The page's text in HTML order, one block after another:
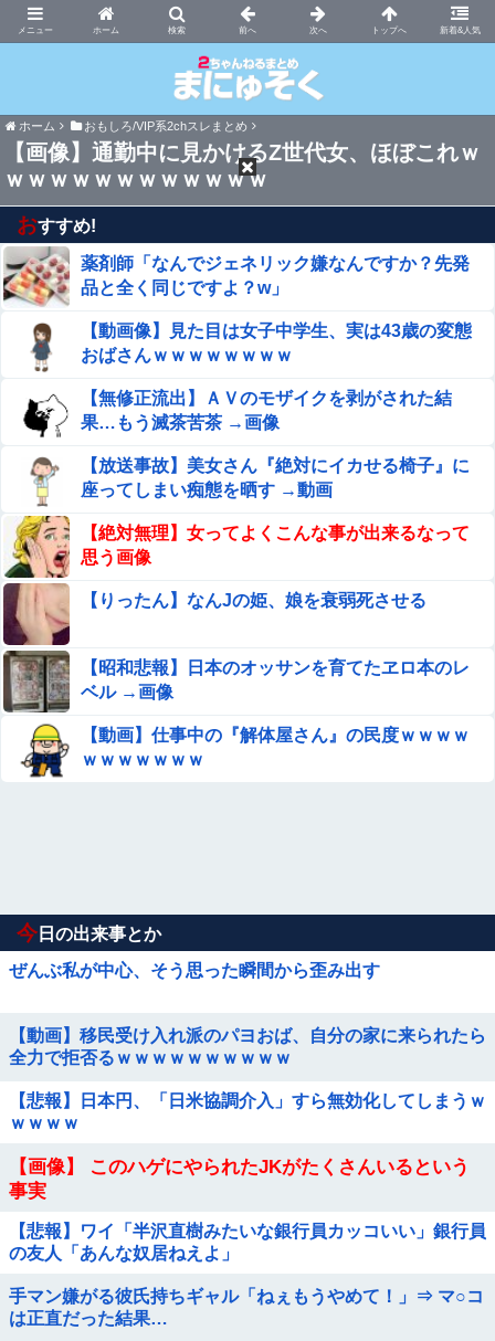
ホーム 新着&人気
まにゅそく 2chまとめニュース速報VIP
ホーム おもしろ/VIP系2chスレまとめ
【画像】通勤中に見かけるZ世代女、ほぼこれｗ
ｗｗｗｗｗｗｗｗｗｗｗｗ
おすすめ!
薬剤師「なんでジェネリック嫌なんですか？先発
品と全く同じですよ？w」
【動画像】見た目は女子中学生、実は43歳の変態
おばさんｗｗｗｗｗｗｗｗ
【無修正流出】ＡＶのモザイクを剥がされた結
果…もう滅茶苦茶 →画像
【放送事故】美女さん『絶対にイカせる椅子』に
座ってしまい痴態を晒す →動画
【絶対無理】女ってよくこんな事が出来るなって
思う画像
【りったん】なんJの姫、娘を衰弱死させる
【昭和悲報】日本のオッサンを育てたヱロ本のレ
ベル →画像
【動画】仕事中の『解体屋さん』の民度ｗｗｗｗ
ｗｗｗｗｗｗｗ
今 日の出来事とか
ぜんぶ私が中心、そう思った瞬間から歪み出す
【動画】移民受け入れ派のパヨおば、自分の家に来られたら
全力で拒否るｗｗｗｗｗｗｗｗｗｗ
【悲報】日本円、「日米協調介入」すら無効化してしまうｗ
ｗｗｗｗ
【画像】 このハゲにやられたJKがたくさんいるという
事実
【悲報】ワイ「半沢直樹みたいな銀行員カッコいい」銀行員
の友人「あんな奴居ねえよ」
手マン嫌がる彼氏持ちギャル「ねぇもうやめて！」⇒ マ○コ
は正直だった結果…